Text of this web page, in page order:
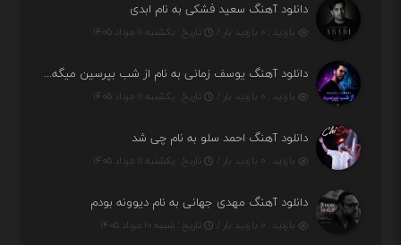
دانلود آهنگ سعید فشکی به نام ابدی
بازدید : ۰ بازدید بار / تاریخ : یکشنبه ۱۱ مرداد ۱۴۰۵
دانلود آهنگ یوسف زمانی به نام از شب بپرسین میگه چه روزگاری دارم
بازدید : ۰ بازدید بار / تاریخ : یکشنبه ۱۱ مرداد ۱۴۰۵
دانلود آهنگ احمد سلو به نام چی شد
بازدید : ۰ بازدید بار / تاریخ : یکشنبه ۱۱ مرداد ۱۴۰۵
دانلود آهنگ مهدی جهانی به نام دیوونه بودم
بازدید : ۰ بازدید بار / تاریخ : شنبه ۱۰ مرداد ۱۴۰۵